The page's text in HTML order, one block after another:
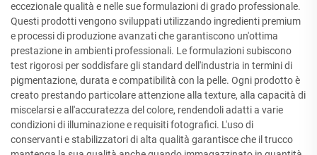
eccezionale qualità e nelle sue formulazioni di grado professionale.
Questi prodotti vengono sviluppati utilizzando ingredienti premium
e processi di produzione avanzati che garantiscono un'ottima
prestazione in ambienti professionali. Le formulazioni subiscono
test rigorosi per soddisfare gli standard dell'industria in termini di
pigmentazione, durata e compatibilità con la pelle. Ogni prodotto è
creato prestando particolare attenzione alla texture, alla capacità di
miscelarsi e all'accuratezza del colore, rendendoli adatti a varie
condizioni di illuminazione e requisiti fotografici. L'uso di
conservanti e stabilizzatori di alta qualità garantisce che il trucco